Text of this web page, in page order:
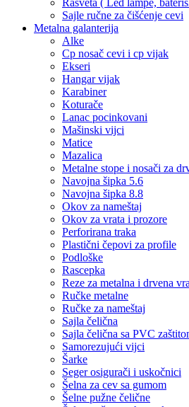
Rasveta ( Led lampe,
Sajle ručne za čišćenje cevi
Metalna galanterija
Alke
Cp nosač cevi i cp vijak
Ekseri
Hangar vijak
Karabiner
Koturače
Lanac pocinkovani
Mašinski vijci
Matice
Mazalica
Metalne stope i nosači za
Navojna šipka 5.6
Navojna šipka 8.8
Okov za nameštaj
Okov za vrata i prozore
Perforirana traka
Plastični čepovi za profile
Podloške
Rascepka
Reze za metalna i drvena
Ručke metalne
Ručke za nameštaj
Sajla čelična
Sajla čelična sa PVC
Samorezujući vijci
Šarke
Seger osigurači i uskočnici
Šelna za cev sa gumom
Šelne pužne čelične